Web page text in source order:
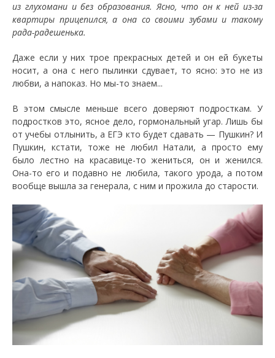
из глухомани и без образования. Ясно, что он к ней из-за
квартиры прицепился, а она со своими зубами и такому
рада-радешенька.
Даже если у них трое прекрасных детей и он ей букеты
носит, а она с него пылинки сдувает, то ясно: это не из
любви, а напоказ. Но мы-то знаем...
В этом смысле меньше всего доверяют подросткам. У
подростков это, ясное дело, гормональный угар. Лишь бы
от учебы отлынить, а ЕГЭ кто будет сдавать — Пушкин? И
Пушкин, кстати, тоже не любил Натали, а просто ему
было лестно на красавице-то жениться, он и женился.
Она-то его и подавно не любила, такого урода, а потом
вообще вышла за генерала, с ним и прожила до старости.